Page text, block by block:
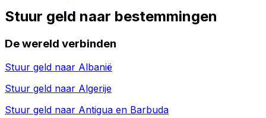
Stuur geld naar bestemmingen
De wereld verbinden
Stuur geld naar Albanië
Stuur geld naar Algerije
Stuur geld naar Antigua en Barbuda